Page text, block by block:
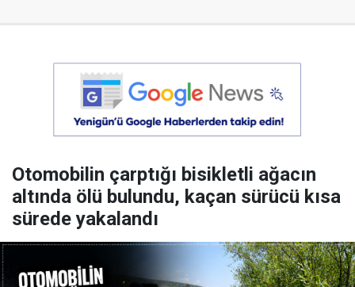
Otomobilin çarptığı bisikletli ağacın
altında ölü bulundu, kaçan sürücü kısa
sürede yakalandı